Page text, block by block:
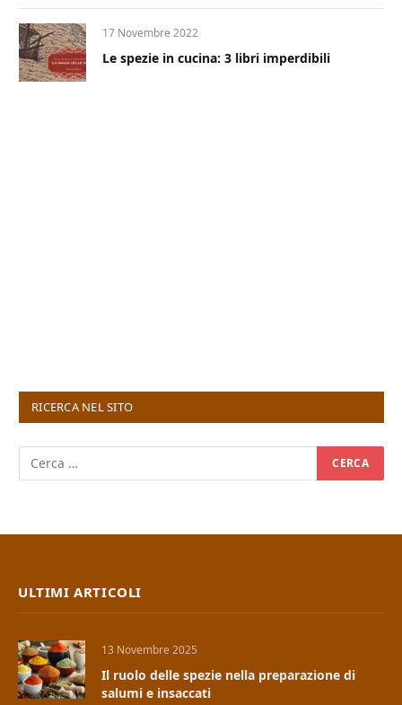
17 Novembre 2022
Le spezie in cucina: 3 libri imperdibili
RICERCA NEL SITO
ULTIMI ARTICOLI
13 Novembre 2025
Il ruolo delle spezie nella preparazione di
salumi e insaccati